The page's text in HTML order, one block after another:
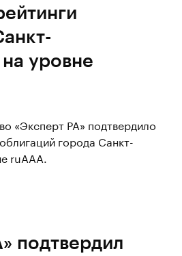
уровне
«Эксперт РА» подтвердило
города Санкт-
ruAAA.
подтвердил